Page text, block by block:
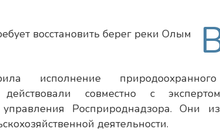
исполнение
действовали совместно с
Росприроднадзора. Они
деятельности.